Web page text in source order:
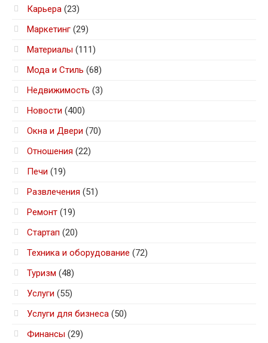
Карьера (23)
Маркетинг (29)
Материалы (111)
Мода и Стиль (68)
Недвижимость (3)
Новости (400)
Окна и Двери (70)
Отношения (22)
Печи (19)
Развлечения (51)
Ремонт (19)
Стартап (20)
Техника и оборудование (72)
Туризм (48)
Услуги (55)
Услуги для бизнеса (50)
Финансы (29)